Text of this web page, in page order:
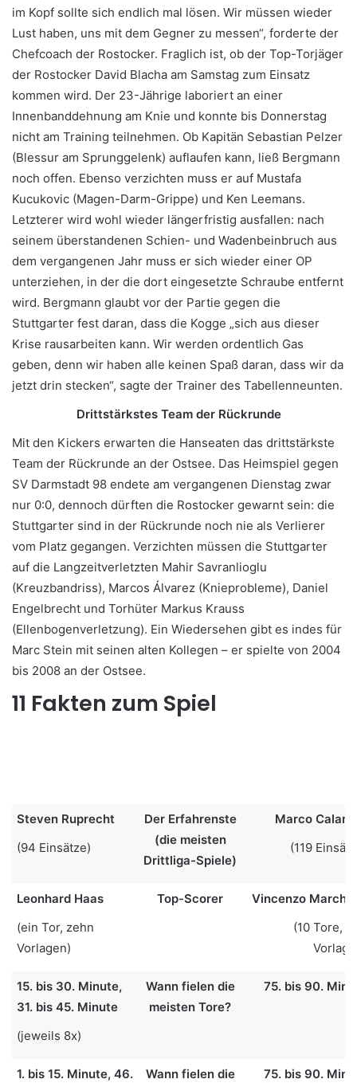
im Kopf sollte sich endlich mal lösen. Wir müssen wieder
Lust haben, uns mit dem Gegner zu messen“, forderte der
Chefcoach der Rostocker. Fraglich ist, ob der Top-Torjäger
der Rostocker David Blacha am Samstag zum Einsatz
kommen wird. Der 23-Jährige laboriert an einer
Innenbanddehnung am Knie und konnte bis Donnerstag
nicht am Training teilnehmen. Ob Kapitän Sebastian Pelzer
(Blessur am Sprunggelenk) auflaufen kann, ließ Bergmann
noch offen. Ebenso verzichten muss er auf Mustafa
Kucukovic (Magen-Darm-Grippe) und Ken Leemans.
Letzterer wird wohl wieder längerfristig ausfallen: nach
seinem überstandenen Schien- und Wadenbeinbruch aus
dem vergangenen Jahr muss er sich wieder einer OP
unterziehen, in der die dort eingesetzte Schraube entfernt
wird. Bergmann glaubt vor der Partie gegen die
Stuttgarter fest daran, dass die Kogge „sich aus dieser
Krise rausarbeiten kann. Wir werden ordentlich Gas
geben, denn wir haben alle keinen Spaß daran, dass wir da
jetzt drin stecken“, sagte der Trainer des Tabellenneunten.
Drittstärkstes Team der Rückrunde
Mit den Kickers erwarten die Hanseaten das drittstärkste
Team der Rückrunde an der Ostsee. Das Heimspiel gegen
SV Darmstadt 98 endete am vergangenen Dienstag zwar
nur 0:0, dennoch dürften die Rostocker gewarnt sein: die
Stuttgarter sind in der Rückrunde noch nie als Verlierer
vom Platz gegangen. Verzichten müssen die Stuttgarter
auf die Langzeitverletzten Mahir Savranlioglu
(Kreuzbandriss), Marcos Álvarez (Knieprobleme), Daniel
Engelbrecht und Torhüter Markus Krauss
(Ellenbogenverletzung). Ein Wiedersehen gibt es indes für
Marc Stein mit seinen alten Kollegen – er spielte von 2004
bis 2008 an der Ostsee.
11 Fakten zum Spiel
Steven Ruprecht
(94 Einsätze)
Der Erfahrenste
(die meisten
Drittliga-Spiele)
Marco
(119
Leonhard Haas
(ein Tor, zehn
Vorlagen)
Top-Scorer
Vincenzo
(10 Tore,
15. bis 30. Minute,
31. bis 45. Minute
(jeweils 8x)
Wann fielen die
meisten Tore?
75. bis 90.
1. bis 15. Minute, 46.
Wann fielen die
75. bis 90.